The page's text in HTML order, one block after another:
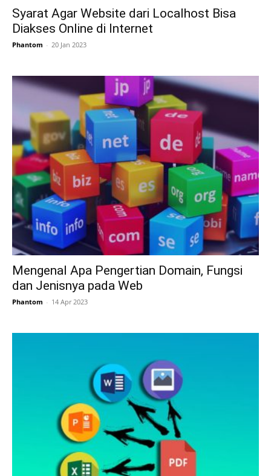
Syarat Agar Website dari Localhost Bisa
Diakses Online di Internet
Phantom - 20 Jan 2023
Mengenal Apa Pengertian Domain, Fungsi
dan Jenisnya pada Web
Phantom - 14 Apr 2023